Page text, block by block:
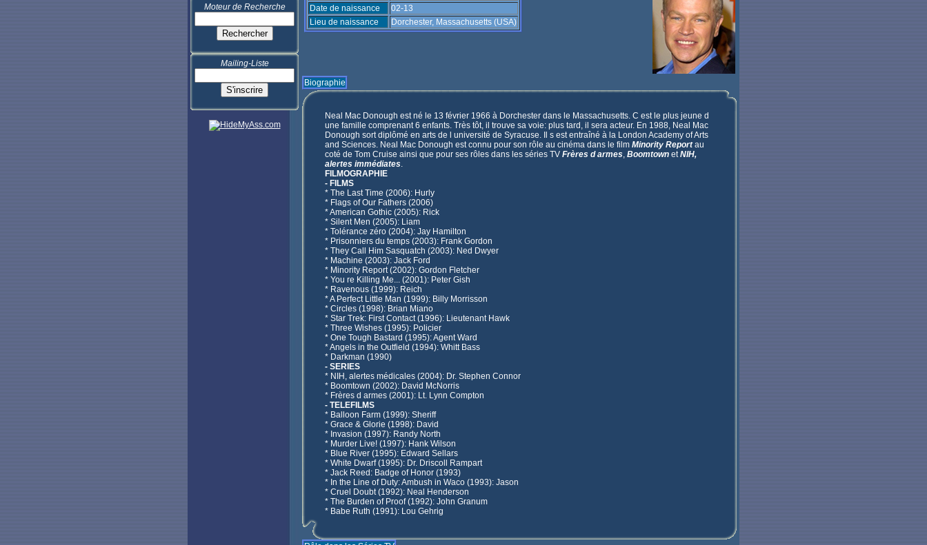
Moteur de Recherche
Mailing-Liste
Date de naissance
02-13
Lieu de naissance
Dorchester, Massachusetts (USA)
Biographie
Neal Mac Donough est né le 13 février 1966 à Dorchester dans le Massachusetts. C est le plus jeune d
une famille comprenant 6 enfants. Très tôt, il trouve sa voie: plus tard, il sera acteur. En 1988, Neal Mac
Donough sort diplômé en arts de l université de Syracuse. Il s est entraîné à la London Academy of Arts
and Sciences. Neal Mac Donough est connu pour son rôle au cinéma dans le film Minority Reportau
coté de Tom Cruise ainsi que pour ses rôles dans les séries TV Frères d armes, Boomtown etNIH,
alertes immédiates.
FILMOGRAPHIE
- FILMS
* The Last Time (2006): Hurly
* Flags of Our Fathers (2006)
* American Gothic (2005): Rick
* Silent Men (2005): Liam
* Tolérance zéro (2004): Jay Hamilton
* Prisonniers du temps (2003): Frank Gordon
* They Call Him Sasquatch (2003): Ned Dwyer
* Machine (2003): Jack Ford
* Minority Report (2002): Gordon Fletcher
* You re Killing Me... (2001): Peter Gish
* Ravenous (1999): Reich
* A Perfect Little Man (1999): Billy Morrisson
* Circles (1998): Brian Miano
* Star Trek: First Contact (1996): Lieutenant Hawk
* Three Wishes (1995): Policier
* One Tough Bastard (1995): Agent Ward
* Angels in the Outfield (1994): Whitt Bass
* Darkman (1990)
- SERIES
* NIH, alertes médicales (2004): Dr. Stephen Connor
* Boomtown (2002): David McNorris
* Frères d armes (2001): Lt. Lynn Compton
- TELEFILMS
* Balloon Farm (1999): Sheriff
* Grace & Glorie (1998): David
* Invasion (1997): Randy North
* Murder Live! (1997): Hank Wilson
* Blue River (1995): Edward Sellars
* White Dwarf (1995): Dr. Driscoll Rampart
* Jack Reed: Badge of Honor (1993)
* In the Line of Duty: Ambush in Waco (1993): Jason
* Cruel Doubt (1992): Neal Henderson
* The Burden of Proof (1992): John Granum
* Babe Ruth (1991): Lou Gehrig